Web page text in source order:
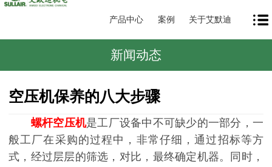
产品中心 案例 关于艾默迪
新闻动态
空压机保养的八大步骤
螺杆空压机是工厂设备中不可缺少的一部分，一
般工厂在采购的过程中，非常仔细，通过招标等方
式，经过层层的筛选，对比，最终确定机器。同时，